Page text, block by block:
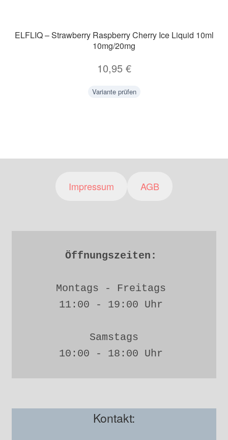
ELFLIQ – Strawberry Raspberry Cherry Ice Liquid 10ml
10mg/20mg
10,95 €
Variante prüfen
Impressum AGB
Öffnungszeiten:
Montags - Freitags
11:00 - 19:00 Uhr
Samstags
10:00 - 18:00 Uhr
Kontakt: